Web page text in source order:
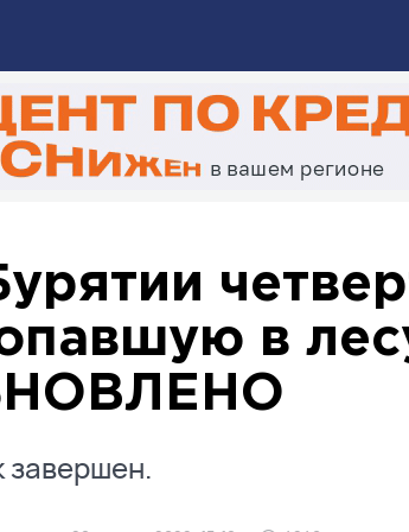
в
завершен.